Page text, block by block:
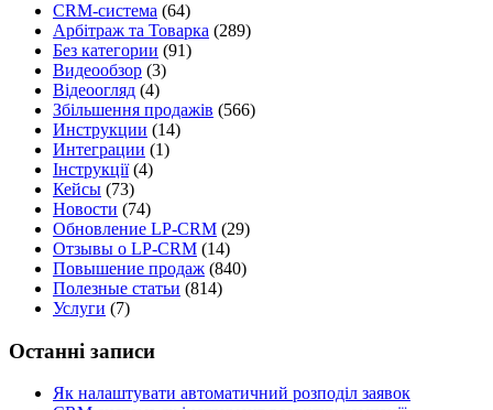
CRM-система (64)
Арбітраж та Товарка (289)
Без категории (91)
Видеообзор (3)
Відеоогляд (4)
Збільшення продажів (566)
Инструкции (14)
Интеграции (1)
Інструкції(4)
Кейсы (73)
Новости (74)
Обновление LP-CRM (29)
Отзывы о LP-CRM (14)
Повышение продаж (840)
Полезные статьи (814)
Услуги (7)
Останні записи
Як налаштувати автоматичний розподіл заявок